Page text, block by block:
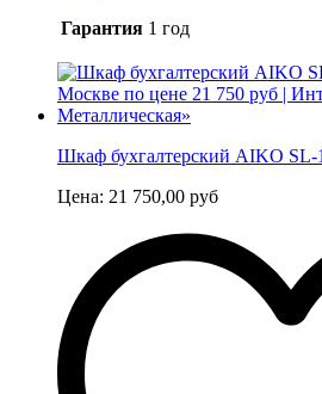
Гарантия 1 год
Шкаф бухгалтерский AIKO SL-
Цена: 21 750,00 руб